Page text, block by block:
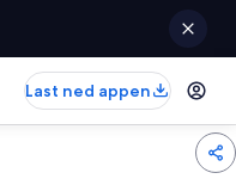
Last ned appen